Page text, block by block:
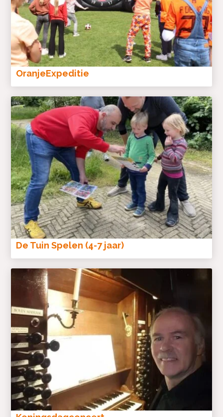
OranjeExpeditie
De Tuin Spelen (4-7 jaar)